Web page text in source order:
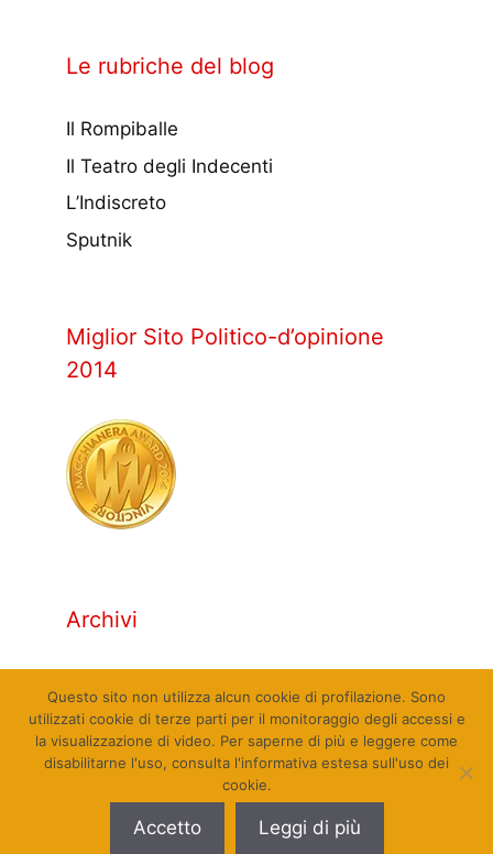
Le rubriche del blog
Il Rompiballe
Il Teatro degli Indecenti
L’Indiscreto
Sputnik
Miglior Sito Politico-d’opinione
2014
Archivi
© Qualcosa di Sinistra 2010 - 2026. Tutti i diritti
riservati. Sito web realizzato da Pierpaolo Farina
Questo sito non utilizza alcun cookie di profilazione. Sono
utilizzati cookie di terze parti per il monitoraggio degli accessi e
la visualizzazione di video. Per saperne di più e leggere come
disabilitarne l'uso, consulta l'informativa estesa sull'uso dei
cookie.
Accetto Leggi di più